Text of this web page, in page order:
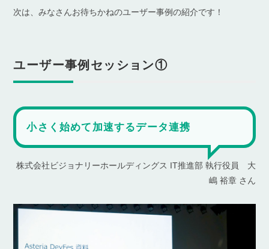
次は、みなさんお待ちかねのユーザー事例の紹介です！
ユーザー事例セッション①
小さく始めて加速するデータ連携
株式会社ビジョナリーホールディングス IT推進部 執行役員 大
嶋 裕章 さん